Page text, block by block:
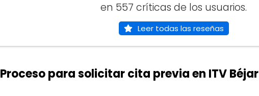
en 557 críticas de los usuarios.
Leer todas las reseñas
Proceso para solicitar cita previa en ITV Béjar